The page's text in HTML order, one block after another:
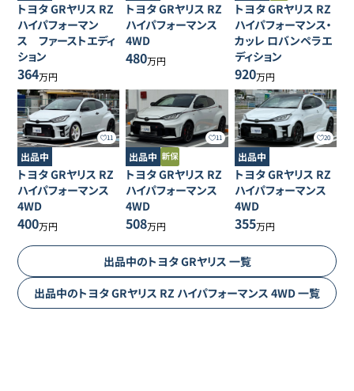
トヨタGRヤリス RZ
ハイパフォーマン
ス ファーストエディ
ション
364万円
トヨタGRヤリス RZ
ハイパフォーマンス
4WD
480万円
トヨタGRヤリス RZ
ハイパフォーマンス・
カッレ ロバンペラエ
ディション
920万円
11
出品中
トヨタGRヤリス RZ
ハイパフォーマンス
4WD
400万円
11
出品中
トヨタGRヤリス RZ
ハイパフォーマンス
4WD
508万円
20
出品中
トヨタGRヤリス RZ
ハイパフォーマンス
4WD
355万円
出品中のトヨタGRヤリス 一覧
出品中のトヨタGRヤリス RZ ハイパフォーマンス 4WD一覧